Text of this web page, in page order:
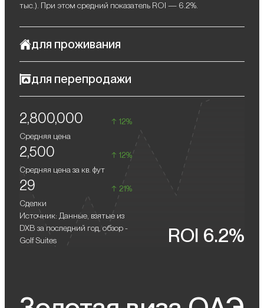
2,800,000
12%
Средняя цена
2,500
12%
Средняя цена за кв. фут
29
21%
Сделки
Источник: Данные, взятые из
DXB за последний год, обзор -
Golf Suites
ROI 6.2%
тыс.). При этом средний показатель ROI — 6.2%.
для проживания
ценящих комфорт, безопасность и развитую инфраструктуру.
парковых зон, ресторанов и продуктовых магазинов. В
сообществе находятся престижные образовательные
учреждения и детские сады, что делает его особенно
удобным для семей с детьми. Неподалеку — современная
больница King's College Hospital и крупный торгово-
развлекательный центр Dubai Hills Mall с фудкортами,
кинотеатром и зонами отдыха.
для перепродажи
В будущем вы сможете выгодно перепродать свои
апартаменты по более высокой цене.